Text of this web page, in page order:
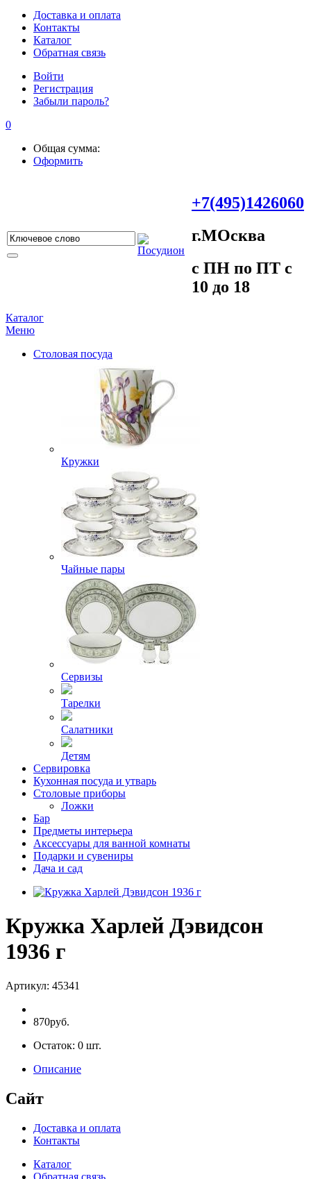
Доставка и оплата
Контакты
Каталог
Обратная связь
Войти
Регистрация
Забыли пароль?
0
Общая сумма:
Оформить
+7(495)1426060
г.МOсква
c ПH пo ПT c
10 до 18
Каталог
Меню
Столовая посуда
Кружки
Чайные пары
Сервизы
Тарелки
Салатники
Детям
Сервировка
Кухонная посуда и утварь
Столовые приборы
Ложки
Бар
Предметы интерьера
Аксессуары для ванной комнаты
Подарки и сувениры
Дача и сад
Кружка Харлей Дэвидсон
1936 г
Артикул: 45341
870руб.
Остаток: 0 шт.
Описание
Сайт
Доставка и оплата
Контакты
Каталог
Обратная связь